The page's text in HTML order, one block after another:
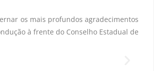
os mais profundos agradecimentos
à frente do Conselho Estadual de